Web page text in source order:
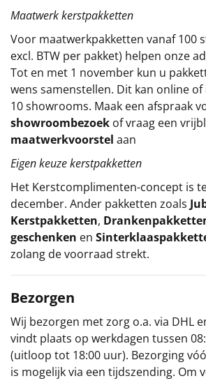
Maatwerk kerstpakketten
Voor maatwerkpakketten vanaf 100
excl. BTW per pakket) helpen onze
Tot en met 1 november kun u
wens samenstellen. Dit kan online of
10 showrooms. Maak een afspraak
showroombezoek of vraag een
maatwerkvoorstel aan
Eigen keuze kerstpakketten
Het Kerstcomplimenten-concept is
december. Ander pakketten zoals
Kerstpakketten,
geschenken en
zolang de voorraad strekt.
Bezorgen
Wij bezorgen met zorg o.a. via DHL
vindt plaats op werkdagen tussen
(uitloop tot 18:00 uur). Bezorging
is mogelijk via een tijdszending. Om